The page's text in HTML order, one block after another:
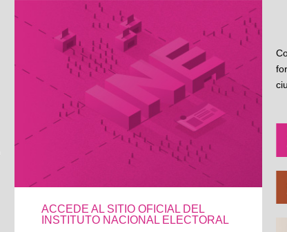
ACCEDE AL SITIO OFICIAL DEL
INSTITUTO NACIONAL ELECTORAL